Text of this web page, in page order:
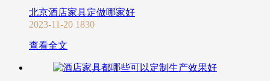
北京酒店家具定做哪家好
2023-11-20 1830
查看全文